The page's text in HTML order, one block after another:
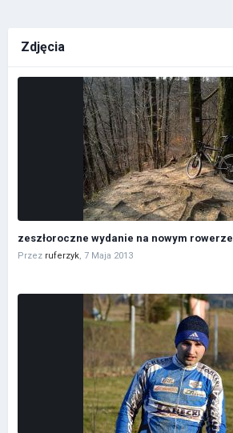
Zdjęcia
zeszłoroczne wydanie na nowym rowerze
Przez ruferzyk, 7 Maja 2013